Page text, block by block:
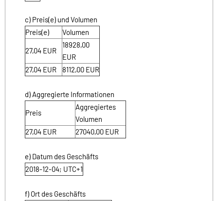
c) Preis(e) und Volumen
Preis(e)
Volumen
27,04 EUR
18928,00
EUR
27,04 EUR 8112,00 EUR
d) Aggregierte Informationen
Preis
Aggregiertes
Volumen
27,04 EUR 27040,00 EUR
e) Datum des Geschäfts
2018-12-04; UTC+1
f) Ort des Geschäfts